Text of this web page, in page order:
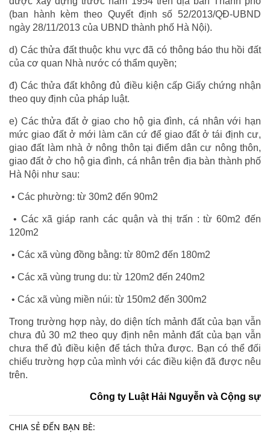
(ban hành kèm theo Quyết định số 52/2013/QĐ-UBND
ngày 28/11/2013 của UBND thành phố Hà Nội).
d) Các thửa đất thuộc khu vực đã có thông báo thu hồi đất
của cơ quan Nhà nước có thẩm quyền;
đ) Các thửa đất không đủ điều kiện cấp Giấy chứng nhận
theo quy định của pháp luật.
e) Các thửa đất ở giao cho hộ gia đình, cá nhân với hạn
mức giao đất ở mới làm căn cứ để giao đất ở tái định cư,
giao đất làm nhà ở nông thôn tại điểm dân cư nông thôn,
giao đất ở cho hộ gia đình, cá nhân trên địa bàn thành phố
Hà Nội như sau:
• Các phường: từ 30m2 đến 90m2
• Các xã giáp ranh các quận và thị trấn : từ 60m2 đến
120m2
• Các xã vùng đồng bằng: từ 80m2 đến 180m2
• Các xã vùng trung du: từ 120m2 đến 240m2
• Các xã vùng miền núi: từ 150m2 đến 300m2
Trong trường hợp này, do diện tích mảnh đất của bạn vẫn
chưa đủ 30 m2 theo quy định nên mảnh đất của bạn vẫn
chưa thể đủ điều kiện để tách thửa được. Bạn có thể đối
chiếu trường hợp của mình với các điều kiện đã được nêu
trên.
Công ty Luật Hải Nguyễn và Cộng sự
CHIA SẺ ĐẾN BẠN BÈ: